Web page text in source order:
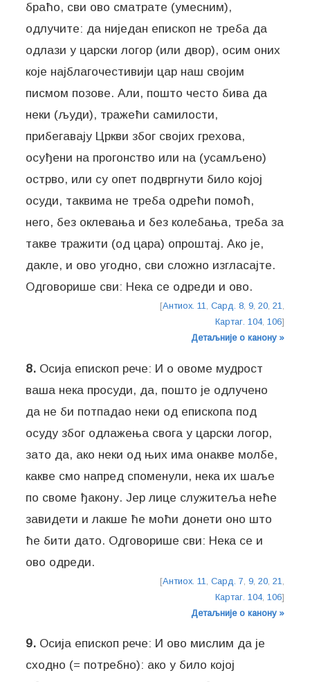
браћо, сви ово сматрате (умесним),
одлучите: да ниједан епископ не треба да
одлази у царски логор (или двор), осим оних
које најблагочестивији цар наш својим
писмом позове. Али, пошто често бива да
неки (људи), тражећи самилости,
прибегавају Цркви због својих грехова,
осуђени на прогонство или на (усамљено)
острво, или су опет подвргнути било којој
осуди, таквима не треба одрећи помоћ,
него, без оклевања и без колебања, треба за
такве тражити (од цара) опроштај. Ако је,
дакле, и ово угодно, сви сложно изгласајте.
Одговорише сви: Нека се одреди и ово.
[Антиох. 11, Сард. 8, 9, 20, 21,
Картаг. 104, 106]
Детаљније о канону »
8. Осија епископ рече: И о овоме мудрост
ваша нека просуди, да, пошто је одлучено
да не би потпадао неки од епископа под
осуду због одлажења свога у царски логор,
зато да, ако неки од њих има онакве молбе,
какве смо напред споменули, нека их шаље
по своме ђакону. Јер лице служитеља неће
завидети и лакше ће моћи донети оно што
ће бити дато. Одговорише сви: Нека се и
ово одреди.
[Антиох. 11 Сард. 7 9, 20, 21
Картаг. 104, 106]
Детаљније о канону »
9. Осија епископ рече: И ово мислим да је
сходно (= потребно): ако у било којој